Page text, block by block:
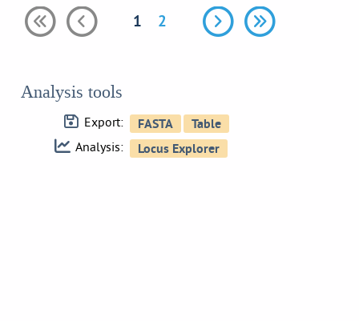
1 2
Analysis tools
Export:
Analysis: